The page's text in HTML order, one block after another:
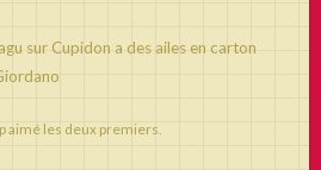
sur Cupidon a des ailes en carton
aimé les deux premiers.